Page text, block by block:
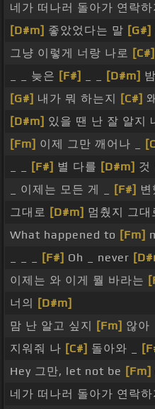
네가 떠나러 돌아가 연락하
[D#m] 좋았었다는 말 [G#]
그냥 이렇게 너랑 나로 [C#]
_ _ 늦은 [F#] [D#m]
[G#] 내가 뭐 하는지 [C#]
[D#m] 있을 땐 난 잘 알지
[Fm] 이제 그만 깨어나 _
[F#] 별 다를 [D#m] 것
_ 이제는 모든 게 _
[F#] 변
그대로 [D#m] 멈췄지 그대
What happened to [Fm]
[F#] Oh _ never
이제는 와 이게 뭘 바라는
너의
[D#m]
맘 난 알고 싶지
[Fm] 않아
지워줘 나 [C#] 돌아와 _
Hey 그만, let not be [Fm]
네가 떠나러 돌아가 연락하